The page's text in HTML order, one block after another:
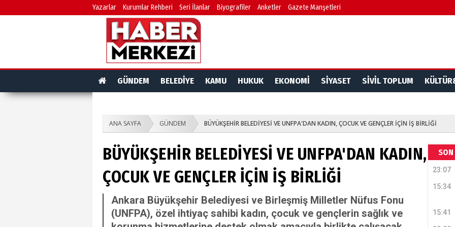
Yazarlar Kurumlar Rehberi Seri İlanlar Biyografiler Anketler Gazete Manşetleri
GÜNDEM BELEDİYE KAMU HUKUK EKONOMİ SİYASET SİVİL TOPLUM
ANA SAYFA GÜNDEM BÜYÜKŞEHİR BELEDİYESİ VE UNFPA'DAN KADIN, ÇOCUK VE GENÇLER İÇİN İŞ BİRLİĞİ
BÜYÜKŞEHİR BELEDİYESİ VE UNFPA'DAN KADIN,
ÇOCUK VE GENÇLER İÇİN İŞ BİRLİĞİ
Ankara Büyükşehir Belediyesi ve Birleşmiş Milletler Nüfus Fonu
(UNFPA), özel ihtiyaç sahibi kadın, çocuk ve gençlerin sağlık ve
SON
23:07
15:34
15:41